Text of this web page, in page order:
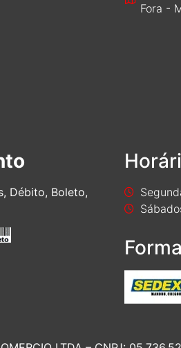
Fora -
Débito, Boleto,